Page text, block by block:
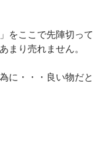
をここで先陣切って
まり売れません。
に・・・良い物だと